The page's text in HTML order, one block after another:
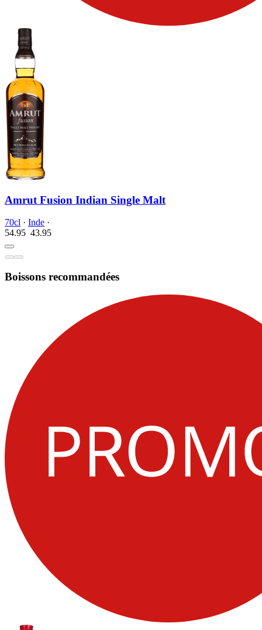
Amrut Fusion Indian Single Malt
70cl · Inde ·
54.95 43.95
Boissons recommandées